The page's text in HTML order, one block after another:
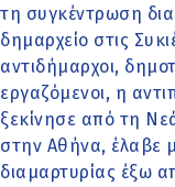
τη συγκέντρωση
δημαρχείο στις
αντιδήμαρχοι,
εργαζόμενοι, η
ξεκίνησε από τη
στην Αθήνα, έλαβε
διαμαρτυρίας έξω